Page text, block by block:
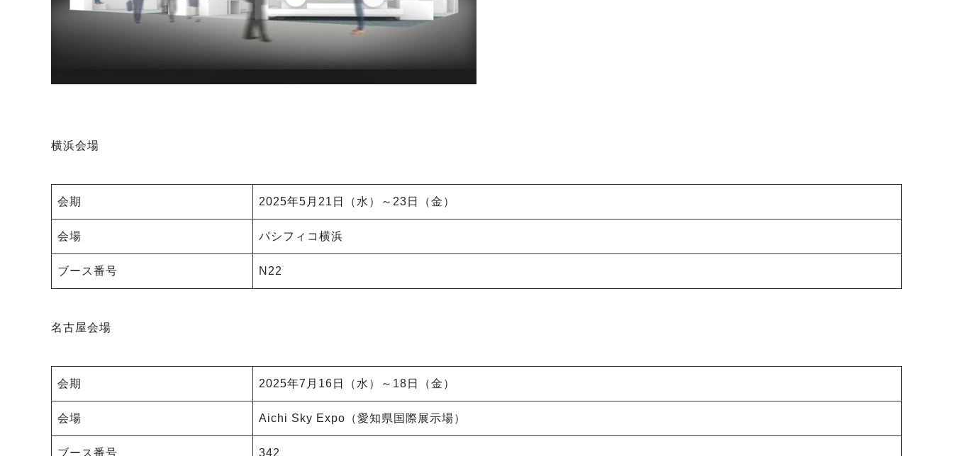
横浜会場
会期 2025年5月21日（水）～23日（金）
会場 パシフィコ横浜
ブース番号 N22
名古屋会場
会期 2025年7月16日（水）～18日（金）
会場 Aichi Sky Expo（愛知県国際展示場）
ブース番号 342